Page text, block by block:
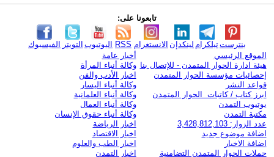
تابعونا على:
الفيسبوك التويتر اليوتيوب RSS الانستغرام لينكدإن تيلكرامبنترست
الموقع الرئيسي
هيئة ادارة الحوار المتمدن - للإتصال بنا
إحصائيات مؤسسة الحوار المتمدن
قواعد النشر
ابرز كتاب / كاتبات الحوار المتمدن
يوتيوب التمدن
مكتبة التمدن
عدد الزوار: 3,428,812,103
اضافة موضوع جديد
اضافة الاخبار
حملات الحوار المتمدن التضامنية
أخبار عامة
وكالة أنباء المرأة
اخبار الأدب والفن
وكالة أنباء اليسار
وكالة أنباء العلمانية
وكالة أنباء العمال
وكالة أنباء حقوق الإنسان
اخبار الرياضة
اخبار الاقتصاد
اخبار الطب والعلوم
اخبار التمدن